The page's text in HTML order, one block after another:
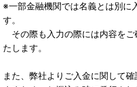
※一部金融機関では名義とは別に
す。
その際も入力の際には内容を
たします。
また、弊社よりご入金に関して